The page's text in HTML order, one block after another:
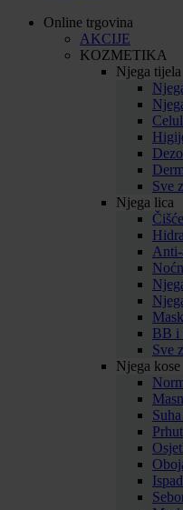
Online trgovina
AKCIJE
KOZMETIKA
Njega tijela
Sve
Njega lica
Anti-
BB i
Sve
Njega kose
Prhut